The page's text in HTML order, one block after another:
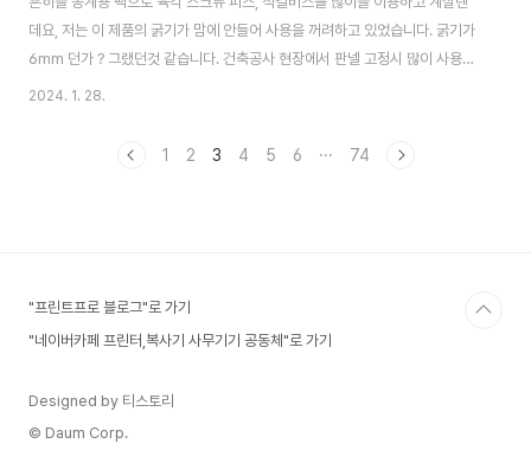
데요, 저는 이 제품의 굵기가 맘에 안들어 사용을 꺼려하고 있었습니다. 굵기가
6mm 던가 ? 그랬던것 같습니다. 건축공사 현장에서 판넬 고정시 많이 사용합
니다. 그러다 우연찮게 찾은 볼트 하나가 있습니다. 목재조립시 고중량의 목조
2024. 1. 28.
1 2 3 4 5 6 ··· 74
"프린트프로 블로그"로 가기
"네이버카페 프린터,복사기 사무기기 공동체"로 가기
Designed by 티스토리
© Daum Corp.